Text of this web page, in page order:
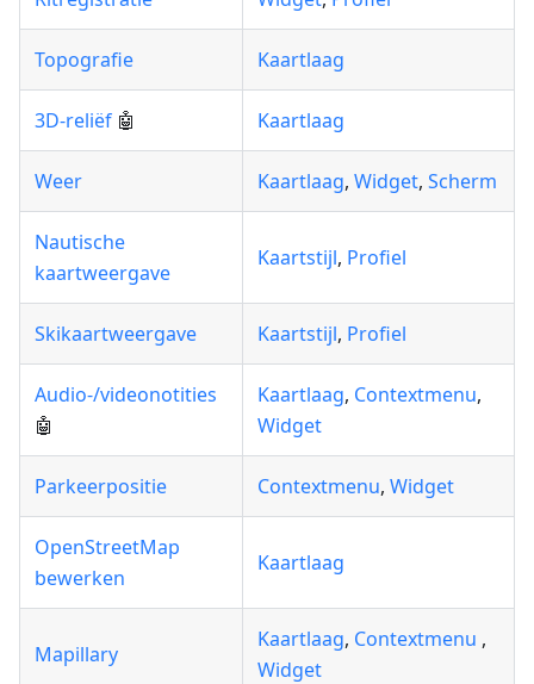
Topografie Kaartlaag
3D-reliëf 🤖 Kaartlaag
Weer Kaartlaag, Widget, Scherm
Nautische
kaartweergave
Kaartstijl, Profiel
Skikaartweergave Kaartstijl, Profiel
Audio-/videonotities
🤖
Kaartlaag, Contextmenu,
Widget
Parkeerpositie Contextmenu, Widget
OpenStreetMap
bewerken
Kaartlaag
Mapillary
Kaartlaag, Contextmenu ,
Widget